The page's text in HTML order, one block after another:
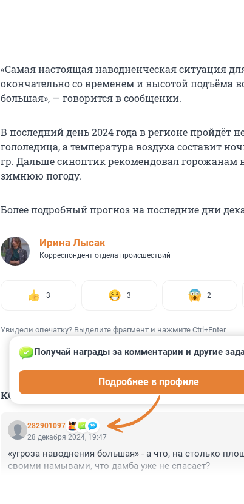
«Самая настоящая наводненческая ситуация
окончательно со временем и высотой подъёма
большая», — говорится в сообщении.
В последний день 2024 года в регионе пройдёт
гололедица, а температура воздуха составит
гр. Дальше синоптик рекомендовал горожанам
зимнюю погоду.
Более подробный прогноз на последние дни
Ирина Лысак
Корреспондент отдела происшествий
3 3 2
Увидели опечатку? Выделите фрагмент и нажмите Ctrl+Enter
КОММЕНТАРИИ 1
282901097
Получай награды за комментарии и другие
Подробнее в профиле
28 декабря 2024, 19:47
«угроза наводнения большая» - а что, на столько
своими намывами, что дамба уже не спасает?